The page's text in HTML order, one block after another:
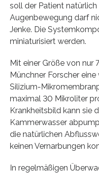
soll der Patient
Augenbewegung darf
Jenke. Die
miniaturisiert werden.
Mit einer Größe von nur
Münchner Forscher
Silizium-
maximal 30 Mikroliter
Krankheitsbild kann sie
Kammerwasser
die natürlichen
keinen Vernarbungen
In regelmäßigen